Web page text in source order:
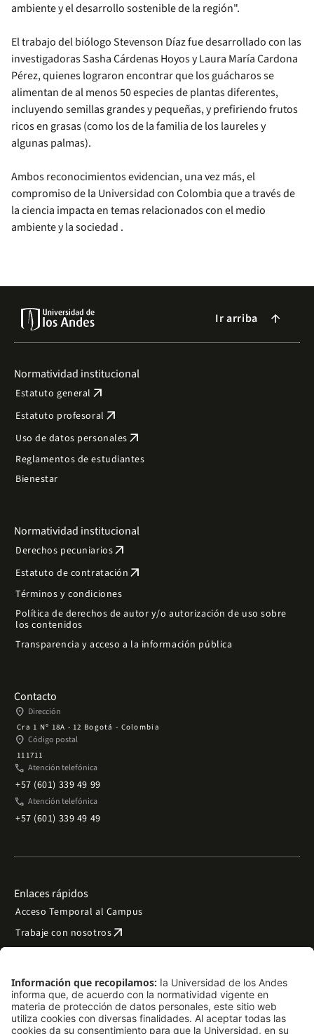
ambiente y el desarrollo sostenible de la región".
El trabajo del biólogo Stevenson Díaz fue desarrollado con las
investigadoras Sasha Cárdenas Hoyos y Laura María Cardona
Pérez, quienes lograron encontrar que los guácharos se
alimentan de al menos 50 especies de plantas diferentes,
incluyendo semillas grandes y pequeñas, y prefiriendo frutos
ricos en grasas (como los de la familia de los laureles y
algunas palmas).
Ambos reconocimientos evidencian, una vez más, el
compromiso de la Universidad con Colombia que a través de
la ciencia impacta en temas relacionados con el medio
ambiente y la sociedad .
Ir arriba arrow_forward
Normatividad institucional
Estatuto general arrow_outward
Estatuto profesoral arrow_outward
Uso de datos personales arrow_outward
Reglamentos de estudiantes
Bienestar
Normatividad institucional
Derechos pecuniariosarrow_outward
Estatuto de contratación arrow_outward
Términos y condiciones
Política de derechos de autor y/o autorización de uso sobre
los contenidos
Transparencia y acceso a la información pública
Contacto
place Dirección
Cra 1 Nº 18A - 12 Bogotá - Colombia
place Código postal
111711
phone Atención telefónica
+57 (601) 339 49 99
phone Atención telefónica
+57 (601) 339 49 49
Enlaces rápidos
Acceso Temporal al Campus
Trabaje con nosotrosarrow_outward
Preguntas frecuentes
Filantropía y donacionesarrow_outward
Mapa del sitio arrow_outward